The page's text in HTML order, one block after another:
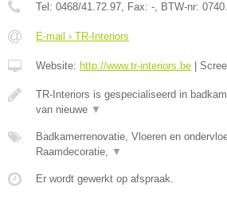
Tel: 0468/41.72.97, Fax: -, BTW-nr:
E-mail › TR-Interiors
Website: http://www.tr-interiors.be
TR-Interiors is gespecialiseerd in
van nieuwe ▼
Badkamerrenovatie, Vloeren en
Raamdecoratie, ▼
Er wordt gewerkt op afspraak.